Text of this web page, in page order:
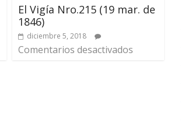
El Vigía Nro.215 (19 mar. de
1846)
diciembre 5, 2018
Comentarios desactivados